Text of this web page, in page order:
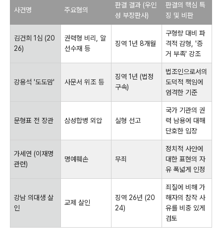
사건명 주요혐의
판결 결과 (우인
성 부장판사)
판결의 핵심 특
징 및 비판
김건희 1심 (20
26)
권력형 비리, 알
선수재 등
징역 1년 8개월
구형량 대비 파
격적 감형, '증
거 부족' 강조
강용석 '도도맘' 사문서 위조 등
징역 1년 (법정
구속)
법조인으로서의
도덕적 책임에
엄격한 기준
문형표 전 장관 삼성합병 외압 실형 선고
국가 기관의 권
력 남용에 대해
단호한 입장
가세연 (이재명
관련)
명예훼손 무죄
정치적 사안에
대한 표현의 자
유 폭넓게 인정
강남 의대생 살
인
교제 살인
징역 26년 (20
24)
죄질에 비해 가
해자의 참작 사
유를 비중 있게
검토